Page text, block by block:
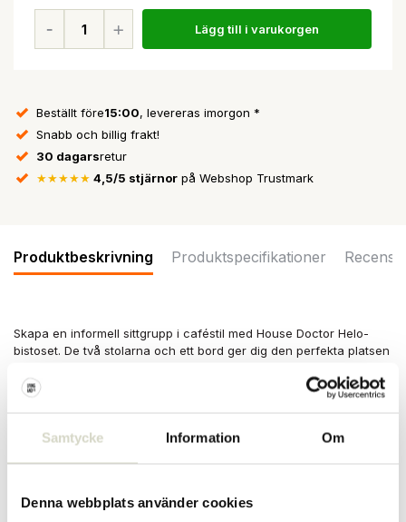
Samtycke Information Om
Denna webbplats använder cookies
Lägg till i varukorgen
Beställt före15:00, levereras imorgon *
Snabb och billig frakt!
30 dagarsretur
★★★★★ 4,5/5 stjärnor på Webshop Trustmark
Produktbeskrivning Produktspecifikationer
Skapa en informell sittgrupp i caféstil med House Doctor Helo-
bistoset. De två stolarna och ett bord ger dig den perfekta platsen
50x42x86cm
höjd 86cm
Färg: grön
Setet är lämpligt för frysning (upp till -20 grader). Rengör med en